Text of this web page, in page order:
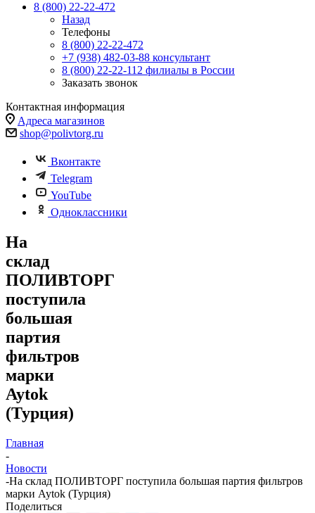
8 (800) 22-22-472
Назад
Телефоны
8 (800) 22-22-472
+7 (938) 482-03-88 консультант
8 (800) 22-22-112 филиалы в России
Заказать звонок
Контактная информация
Адреса магазинов
shop@polivtorg.ru
Вконтакте
Telegram
YouTube
Одноклассники
На
склад
ПОЛИВТОРГ
поступила
большая
партия
фильтров
марки
Aytok
(Турция)
Главная
-
Новости
-На склад ПОЛИВТОРГ поступила большая партия фильтров
марки Aytok (Турция)
Поделиться